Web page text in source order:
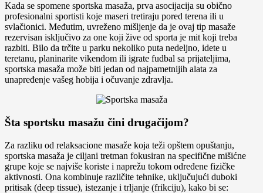
Kada se spomene sportska masaža, prva asocijacija su obično
profesionalni sportisti koje maseri tretiraju pored terena ili u
svlačionici. Međutim, uvreženo mišljenje da je ovaj tip masaže
rezervisan isključivo za one koji žive od sporta je mit koji treba
razbiti. Bilo da trčite u parku nekoliko puta nedeljno, idete u
teretanu, planinarite vikendom ili igrate fudbal sa prijateljima,
sportska masaža može biti jedan od najpametnijih alata za
unapređenje vašeg hobija i očuvanje zdravlja.
Šta sportsku masažu čini drugačijom?
Za razliku od relaksacione masaže koja teži opštem opuštanju,
sportska masaža je ciljani tretman fokusiran na specifične mišićne
grupe koje se najviše koriste i naprežu tokom određene fizičke
aktivnosti. Ona kombinuje različite tehnike, uključujući duboki
pritisak (deep tissue), istezanje i trljanje (frikciju), kako bi se: